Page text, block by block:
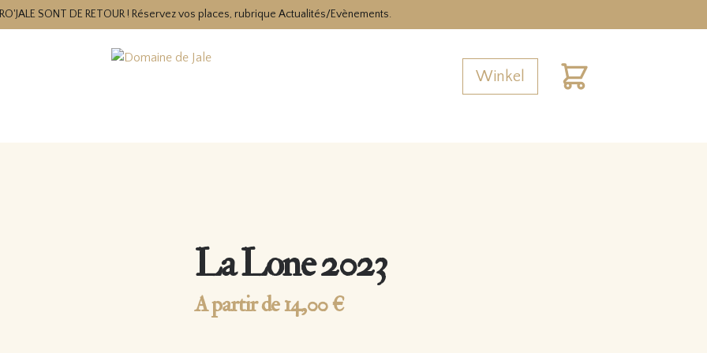
SONT DE RETOUR ! Réservez vos places, rubrique Actualités/Evènements.
Winkel
Cart
La Lone 2023
A partir de14,00€